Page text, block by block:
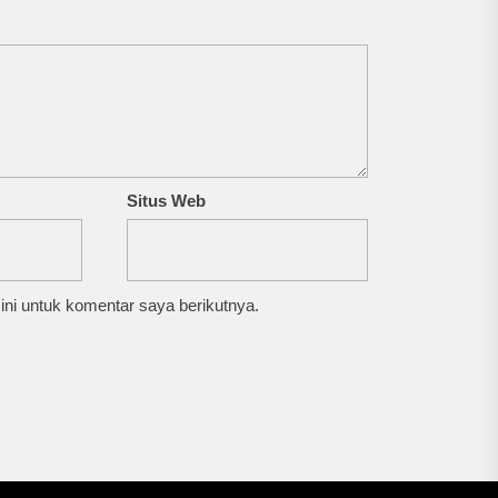
Situs Web
untuk komentar saya berikutnya.